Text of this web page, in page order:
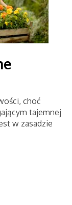
choć
tajemnej
w zasadzie